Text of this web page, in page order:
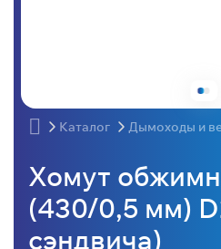
Каталог Дымоходы и
Хомут
(430/0,5 мм)
сэндвича)